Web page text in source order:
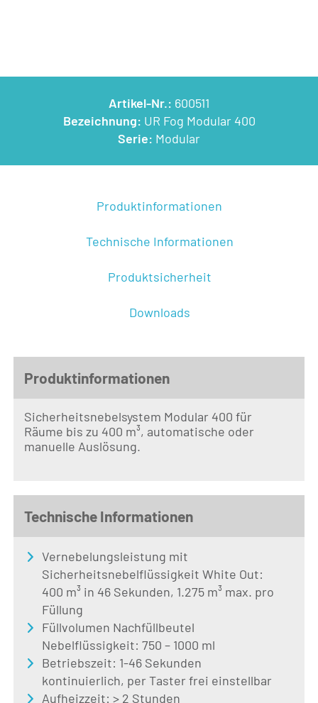
Artikel-Nr.: 600511
Bezeichnung: UR Fog Modular 400
Serie: Modular
Produktinformationen
Technische Informationen
Produktsicherheit
Downloads
Produktinformationen
Sicherheitsnebelsystem Modular 400 für
Räume bis zu 400 m³, automatische oder
manuelle Auslösung.
Technische Informationen
Vernebelungsleistung mit
Sicherheitsnebelflüssigkeit White Out:
400 m³ in 46 Sekunden, 1.275 m³ max. pro
Füllung
Füllvolumen Nachfüllbeutel
Nebelflüssigkeit: 750 – 1000 ml
Betriebszeit: 1-46 Sekunden
kontinuierlich, per Taster frei einstellbar
Aufheizzeit: > 2 Stunden